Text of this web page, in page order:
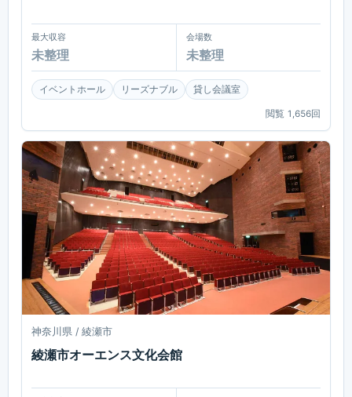
最大収容
未整理
会場数
未整理
イベントホール リーズナブル 貸し会議室
閲覧 1,656回
神奈川県 / 綾瀬市
綾瀬市オーエンス文化会館